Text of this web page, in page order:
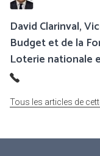
David Clarinval,
Budget et de la
Loterie nationale
Tous les articles de